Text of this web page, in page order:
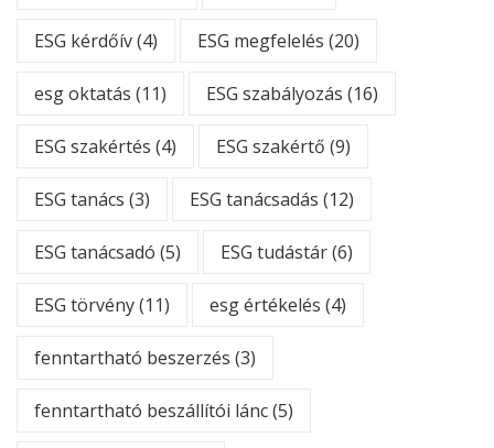
ESG kérdőív(4) ESG megfelelés (20)
esg oktatás (11) ESG szabályozás (16)
ESG szakértés (4) ESG szakértő (9)
ESG tanács (3) ESG tanácsadás (12)
ESG tanácsadó (5) ESG tudástár(6)
ESG törvény(11) esg értékelés (4)
fenntartható beszerzés (3)
fenntartható beszállítói lánc(5)